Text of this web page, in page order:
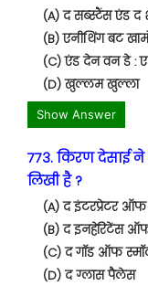
(A) द सब्स्टैंस एंड द
(B) एनीथिंग बट
(C) एंड देन वन डे :
(D) खुल्लम खुल्ला
Show Answer
773. किरण देसाई
लिखी है ?
(A) द इंटरप्रेटर
(B) द इनहेरिटेंस
(C) द गॉड ऑफ
(D) द ग्लास पैलेस